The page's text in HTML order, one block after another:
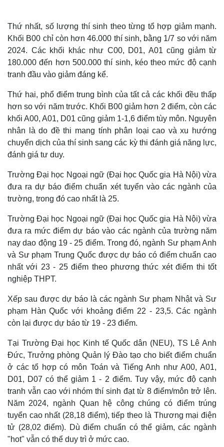
Thế giới
Quan sát
Cuộc sống đó đây
Hồ sơ
Multimedia
Video
Ảnh
Thứ nhất, số lượng thí sinh theo từng tổ hợp giảm mạnh.
Khối B00 chỉ còn hơn 46.000 thí sinh, bằng 1/7 so với năm
2024. Các khối khác như C00, D01, A01 cũng giảm từ
180.000 đến hơn 500.000 thí sinh, kéo theo mức độ cạnh
tranh đầu vào giảm đáng kể.
Thứ hai, phổ điểm trung bình của tất cả các khối đều thấp
hơn so với năm trước. Khối B00 giảm hơn 2 điểm, còn các
khối A00, A01, D01 cũng giảm 1-1,6 điểm tùy môn. Nguyên
nhân là do đề thi mang tính phân loại cao và xu hướng
chuyển dịch của thí sinh sang các kỳ thi đánh giá năng lực,
đánh giá tư duy.
Trường Đại học Ngoại ngữ (Đại học Quốc gia Hà Nội) vừa
đưa ra dự báo điểm chuẩn xét tuyển vào các ngành của
trường, trong đó cao nhất là 25.
Trường Đại học Ngoại ngữ (Đại học Quốc gia Hà Nội) vừa
đưa ra mức điểm dự báo vào các ngành của trường năm
nay dao động 19 - 25 điểm. Trong đó, ngành Sư phạm Anh
và Sư phạm Trung Quốc được dự báo có điểm chuẩn cao
nhất với 23 - 25 điểm theo phương thức xét điểm thi tốt
nghiệp THPT.
Xếp sau được dự báo là các ngành Sư phạm Nhật và Sư
phạm Hàn Quốc với khoảng điểm 22 - 23,5. Các ngành
còn lại được dự báo từ 19 - 23 điểm.
Tại Trường Đại học Kinh tế Quốc dân (NEU), TS Lê Anh
Đức, Trưởng phòng Quản lý Đào tạo cho biết điểm chuẩn
ở các tổ hợp có môn Toán và Tiếng Anh như A00, A01,
D01, D07 có thể giảm 1 - 2 điểm. Tuy vậy, mức độ cạnh
tranh vẫn cao với nhóm thí sinh đạt từ 8 điểm/môn trở lên.
Năm 2024, ngành Quan hệ công chúng có điểm trúng
tuyển cao nhất (28,18 điểm), tiếp theo là Thương mại điện
tử (28,02 điểm). Dù điểm chuẩn có thể giảm, các ngành
"hot" vẫn có thể duy trì ở mức cao.